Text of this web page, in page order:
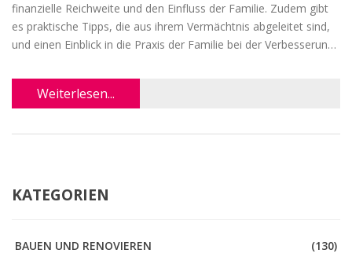
finanzielle Reichweite und den Einfluss der Familie. Zudem gibt
es praktische Tipps, die aus ihrem Vermächtnis abgeleitet sind,
und einen Einblick in die Praxis der Familie bei der Verbesserung
eigenen Heimwerkprojekten anwenden kannst.
Weiterlesen...
KATEGORIEN
BAUEN UND RENOVIEREN
(130)